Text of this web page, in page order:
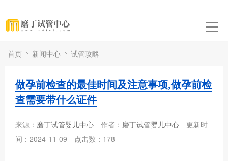
首页 新闻中心 试管攻略
做孕前检查的最佳时间及注意事项,做孕前检
查需要带什么证件
来源： 磨丁试管婴儿中心 作者： 磨丁试管婴儿中心
更新时
间：2024-11-09
点击数： 178